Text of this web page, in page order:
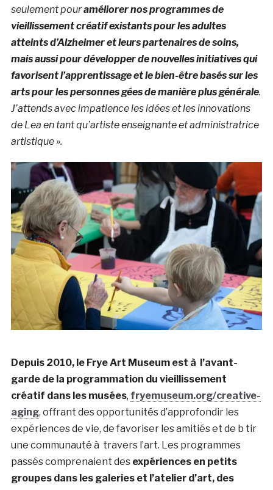
seulement pouraméliorer nos programmes de
vieillissement créatif existants pour les adultes
atteints d’Alzheimer et leurs partenaires de soins,
mais aussi pour développer de nouvelles initiatives qui
favorisent l’apprentissage et le bien-être basés sur les
arts pour les personnes gées de manière plus générale.
J’attends avec impatience les idées et les innovations
de Lea en tant qu’artiste enseignante et administratrice
artistique ».
Depuis 2010, le Frye Art Museum est à l’avant-
garde de la programmation du vieillissement
créatif dans les musées, fryemuseum.org/creative-
aging, offrant des opportunités d’approfondir les
expériences de vie, de favoriser les amitiés et de b tir
une communauté à travers l’art. Les programmes
passés comprenaient des expériences en petits
groupes dans les galeries et l’atelier d’art, des